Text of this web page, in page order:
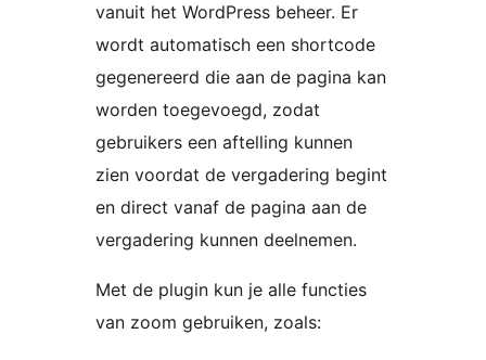
vanuit het WordPress beheer. Er
wordt automatisch een shortcode
gegenereerd die aan de pagina kan
worden toegevoegd, zodat
gebruikers een aftelling kunnen
zien voordat de vergadering begint
en direct vanaf de pagina aan de
vergadering kunnen deelnemen.
Met de plugin kun je alle functies
van zoom gebruiken, zoals: